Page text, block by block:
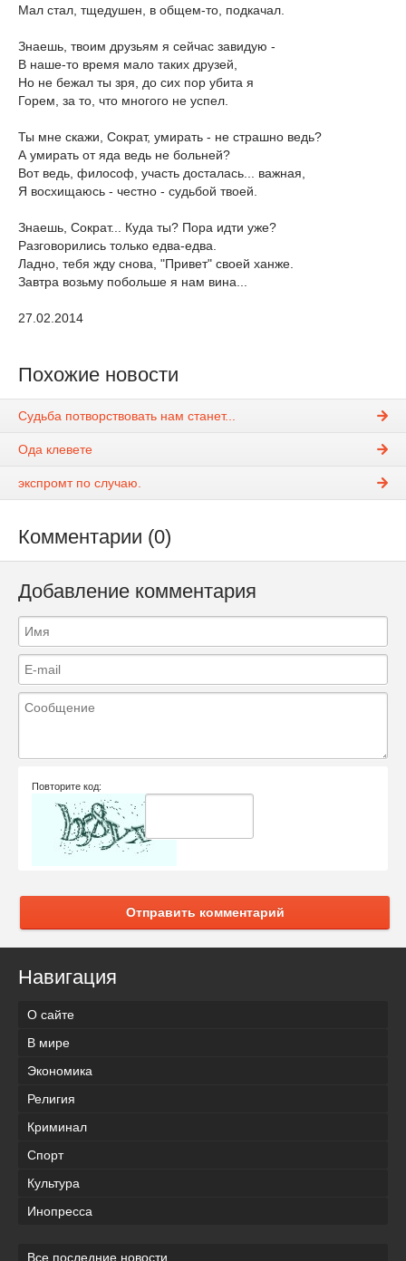
Мал стал, тщедушен, в общем-то, подкачал.
Знаешь, твоим друзьям я сейчас завидую -
В наше-то время мало таких друзей,
Но не бежал ты зря, до сих пор убита я
Горем, за то, что многого не успел.
Ты мне скажи, Сократ, умирать - не страшно ведь?
А умирать от яда ведь не больней?
Вот ведь, философ, участь досталась... важная,
Я восхищаюсь - честно - судьбой твоей.
Знаешь, Сократ... Куда ты? Пора идти уже?
Разговорились только едва-едва.
Ладно, тебя жду снова, "Привет" своей ханже.
Завтра возьму побольше я нам вина...
27.02.2014
Похожие новости
Судьба потворствовать нам станет...
Ода клевете
экспромт по случаю.
Комментарии (0)
Добавление комментария
Повторите код:
Отправить комментарий
Навигация
О сайте
В мире
Экономика
Религия
Криминал
Спорт
Культура
Инопресса
Все последние новости